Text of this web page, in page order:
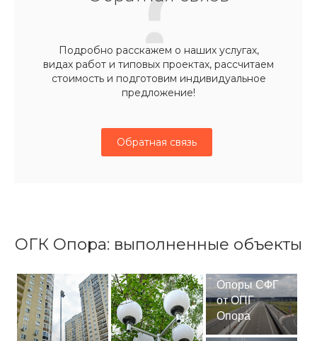
Подробно расскажем о наших услугах,
видах работ и типовых проектах, рассчитаем
стоимость и подготовим индивидуальное
предложение!
Обратная связь
ОГК Опора: выполненные объекты
Опоры СФГ
от ОПГ
Опора